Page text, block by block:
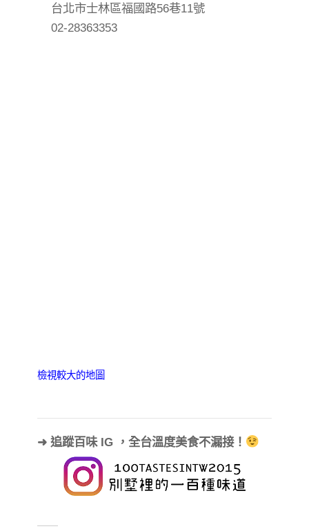
台北市士林區福國路56巷11號
02-28363353
檢視較大的地圖
➜ 追蹤百味 IG ，全台溫度美食不漏接！